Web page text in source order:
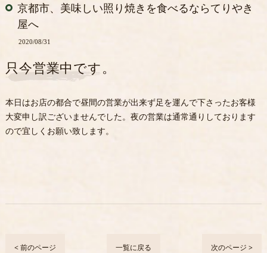
京都市、美味しい照り焼きを食べるならてりやき
屋へ
2020/08/31
只今営業中です。
本日はお店の都合で昼間の営業が出来ず足を運んで下さったお客様
大変申し訳ございませんでした。夜の営業は通常通りしております
ので宜しくお願い致します。
< 前のページ 一覧に戻る 次のページ >